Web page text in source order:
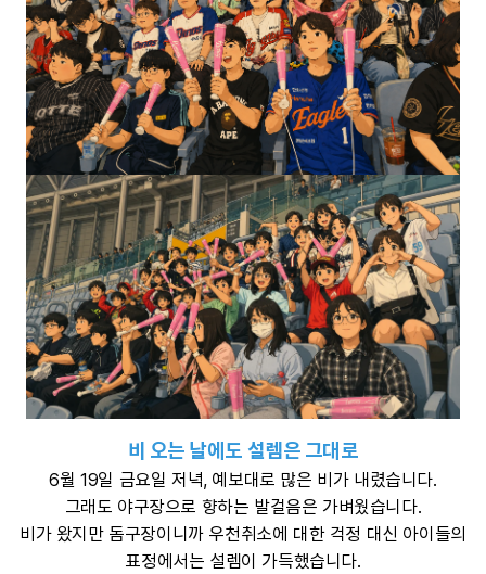
비 오는 날에도 설렘은 그대로
6월 19일 금요일 저녁, 예보대로 많은 비가 내렸습니다.
그래도 야구장으로 향하는 발걸음은 가벼웠습니다.
비가 왔지만 돔구장이니까 우천취소에 대한 걱정 대신 아이들의
표정에서는 설렘이 가득했습니다.